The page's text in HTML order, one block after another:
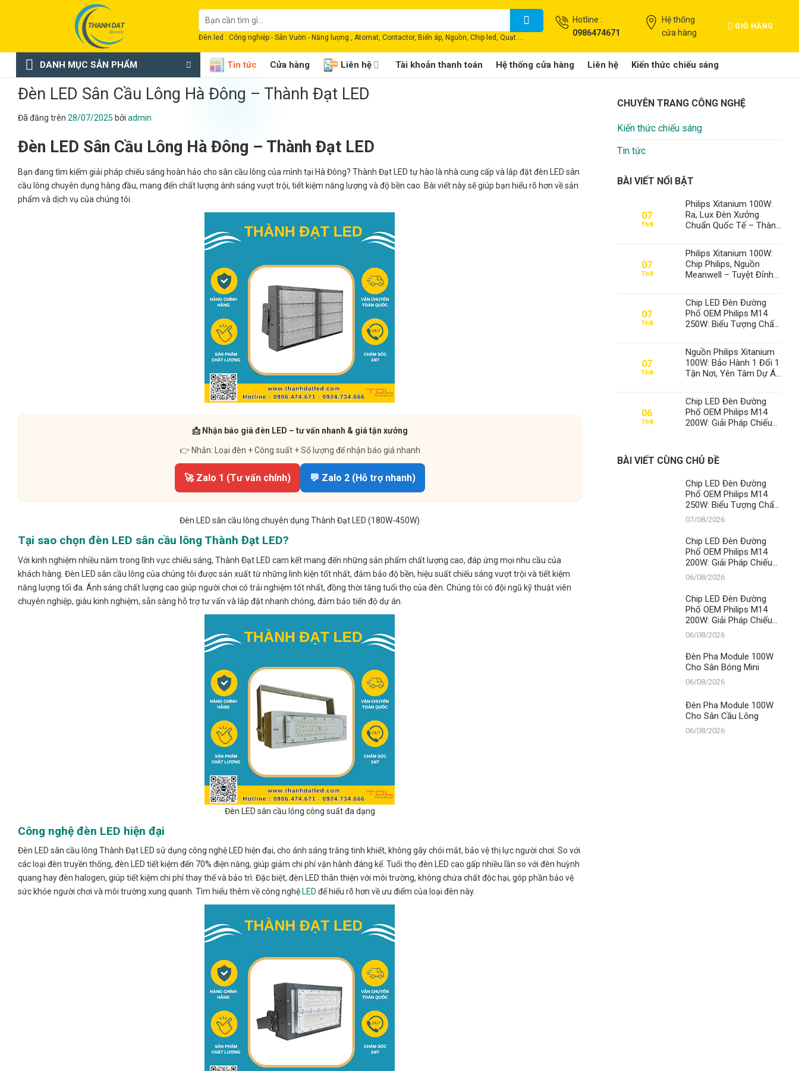
dung
Tìm
kiếm:
Đèn led : Công nghiệp - Sân Vườn - Năng lượng , Atomat, Contactor, Biến áp, Nguồn, Chip led, Quạt ...
Hotline :
0986474671
Hệ thống
cửa hàng
GIỎ HÀNG
DANH MỤC SẢN PHẨM Tin tức Cửa hàng Liên hệ Tài khoản thanh toán Hệ thống cửa hàng Liên hệ Kiến thức chiếu sáng
Đèn LED Sân Cầu Lông Hà Đông – Thành Đạt LED
Đã đăng trên 28/07/2025 bởi admin
Đèn LED Sân Cầu Lông Hà Đông – Thành Đạt LED
Bạn đang tìm kiếm giải pháp chiếu sáng hoàn hảo cho sân cầu lông của mình tại Hà Đông? Thành Đạt LED tự hào là nhà cung cấp và lắp đặt đèn LED sân
cầu lông chuyên dụng hàng đầu, mang đến chất lượng ánh sáng vượt trội, tiết kiệm năng lượng và độ bền cao. Bài viết này sẽ giúp bạn hiểu rõ hơn về sản
phẩm và dịch vụ của chúng tôi.
📩 Nhận báo giá đèn LED – tư vấn nhanh & giá tận xưởng
👉 Nhắn: Loại đèn + Công suất + Số lượng để nhận báo giá nhanh
🚀 Zalo 1 (Tư vấn chính) 💬 Zalo 2 (Hỗ trợ nhanh)
Đèn LED sân cầu lông chuyên dụng Thành Đạt LED (180W-450W)
Tại sao chọn đèn LED sân cầu lông Thành Đạt LED?
Với kinh nghiệm nhiều năm trong lĩnh vực chiếu sáng, Thành Đạt LED cam kết mang đến những sản phẩm chất lượng cao, đáp ứng mọi nhu cầu của
khách hàng. Đèn LED sân cầu lông của chúng tôi được sản xuất từ những linh kiện tốt nhất, đảm bảo độ bền, hiệu suất chiếu sáng vượt trội và tiết kiệm
năng lượng tối đa. Ánh sáng chất lượng cao giúp người chơi có trải nghiệm tốt nhất, đồng thời tăng tuổi thọ của đèn. Chúng tôi có đội ngũ kỹ thuật viên
chuyên nghiệp, giàu kinh nghiệm, sẵn sàng hỗ trợ tư vấn và lắp đặt nhanh chóng, đảm bảo tiến độ dự án.
Đèn LED sân cầu lông công suất đa dạng
Công nghệ đèn LED hiện đại
Đèn LED sân cầu lông Thành Đạt LED sử dụng công nghệ LED hiện đại, cho ánh sáng trắng tinh khiết, không gây chói mắt, bảo vệ thị lực người chơi. So với
các loại đèn truyền thống, đèn LED tiết kiệm đến 70% điện năng, giúp giảm chi phí vận hành đáng kể. Tuổi thọ đèn LED cao gấp nhiều lần so với đèn huỳnh
quang hay đèn halogen, giúp tiết kiệm chi phí thay thế và bảo trì. Đặc biệt, đèn LED thân thiện với môi trường, không chứa chất độc hại, góp phần bảo vệ
sức khỏe người chơi và môi trường xung quanh. Tìm hiểu thêm về công nghệ LED để hiểu rõ hơn về ưu điểm của loại đèn này.
CHUYÊN TRANG CÔNG NGHỆ
Kiến thức chiếu sáng
Tin tức
BÀI VIẾT NỔI BẬT
07
Th8
Philips Xitanium 100W:
Ra, Lux Đèn Xưởng
Chuẩn Quốc Tế – Thành
07
Th8
Philips Xitanium 100W:
Chip Philips, Nguồn
Meanwell – Tuyệt Đỉnh
07
Th8
Chip LED Đèn Đường
Phố OEM Philips M14
250W: Biểu Tượng Chất
Thế Số 1 Của Thành Đạt
LED
07
Th8
Nguồn Philips Xitanium
100W: Bảo Hành 1 Đổi 1
Tận Nơi, Yên Tâm Dự Án
06
Th8
Chip LED Đèn Đường
Phố OEM Philips M14
200W: Giải Pháp Chiếu
Thành Đạt LED
BÀI VIẾT CÙNG CHỦ ĐỀ
Chip LED Đèn Đường
Phố OEM Philips M14
250W: Biểu Tượng Chất
Lượng, Khẳng Định Vị
Thế Số 1 Của Thành Đạt
LED
07/08/2026
Chip LED Đèn Đường
Phố OEM Philips M14
200W: Giải Pháp Chiếu
Sáng Đỉnh Cao, Khẳng
Định Vị Thế Số 1 Của
Thành Đạt LED
06/08/2026
Chip LED Đèn Đường
Phố OEM Philips M14
200W: Giải Pháp Chiếu
Sáng Đỉnh Cao, Khẳng
Định Vị Thế Số 1 Của
Thành Đạt LED
06/08/2026
Đèn Pha Module 100W
Cho Sân Bóng Mini
06/08/2026
Đèn Pha Module 100W
Cho Sân Cầu Lông
06/08/2026